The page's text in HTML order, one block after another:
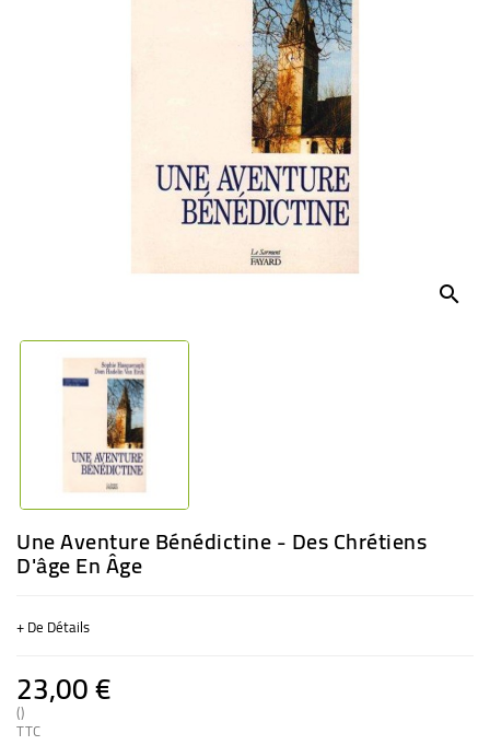
search
Une Aventure Bénédictine - Des Chrétiens
D'âge En Âge
+ De Détails
23,00 €
()
TTC